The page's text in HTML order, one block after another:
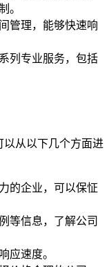
。
管理，能够快速响
列专业服务，包括
以从以下几个方面进
的企业，可以保怔
等信息，了解公司
应速度。